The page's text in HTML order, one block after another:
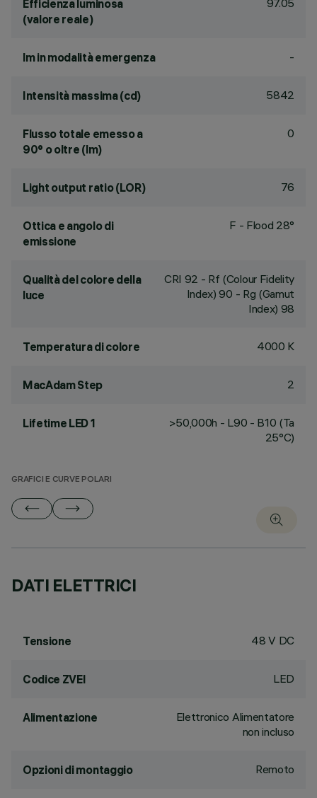
Efficienza luminosa
(valore reale)
97.05
lm in modalità emergenza -
Intensità massima (cd) 5842
Flusso totale emesso a
90° o oltre (lm)
0
Light output ratio (LOR) 76
Ottica e angolo di
emissione
F - Flood 28°
Qualità del colore della
luce
CRI 92 - Rf (Colour Fidelity
Index) 90 - Rg (Gamut
Index) 98
Temperatura di colore 4000 K
MacAdam Step 2
Lifetime LED 1
>50,000h - L90 - B10 (Ta
25°C)
GRAFICI E CURVE POLARI
DATI ELETTRICI
Tensione 48 V DC
Codice ZVEI LED
Alimentazione
Elettronico Alimentatore
non incluso
Opzioni di montaggio Remoto